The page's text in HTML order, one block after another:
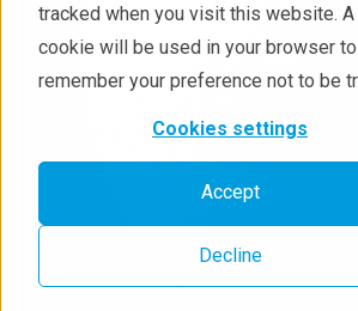
tracked when you visit this website.
cookie will be used in your browser to
remember your preference not to be
Cookies settings
Accept
Decline